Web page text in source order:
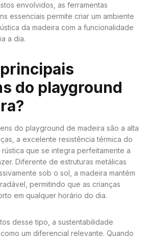
envolvidos, as ferramentas
essenciais permite criar um ambiente
da madeira com a funcionalidade
a dia.
do playground
do playground de madeira são a alta
a excelente resistência térmica do
que se integra perfeitamente a
Diferente de estruturas metálicas
sob o sol, a madeira mantém
permitindo que as crianças
em qualquer horário do dia.
desse tipo, a sustentabilidade
um diferencial relevante. Quando